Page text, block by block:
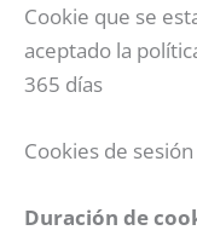
Cookie que se
aceptado la
365 días
Cookies de
Duración de